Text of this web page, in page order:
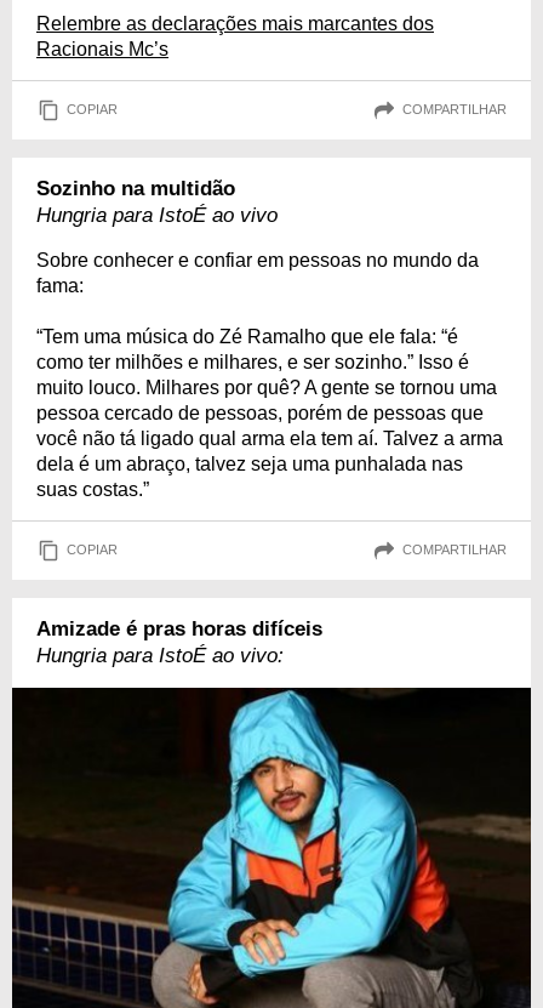
Relembre as declarações mais marcantes dos
Racionais Mc’s
COPIAR COMPARTILHAR
Sozinho na multidão
Hungria para IstoÉ ao vivo
Sobre conhecer e confiar em pessoas no mundo da
fama:
“Tem uma música do Zé Ramalho que ele fala: “é
como ter milhões e milhares, e ser sozinho.” Isso é
muito louco. Milhares por quê? A gente se tornou uma
pessoa cercado de pessoas, porém de pessoas que
você não tá ligado qual arma ela tem aí. Talvez a arma
dela é um abraço, talvez seja uma punhalada nas
suas costas.”
COPIAR COMPARTILHAR
Amizade é pras horas difíceis
Hungria para IstoÉ ao vivo: